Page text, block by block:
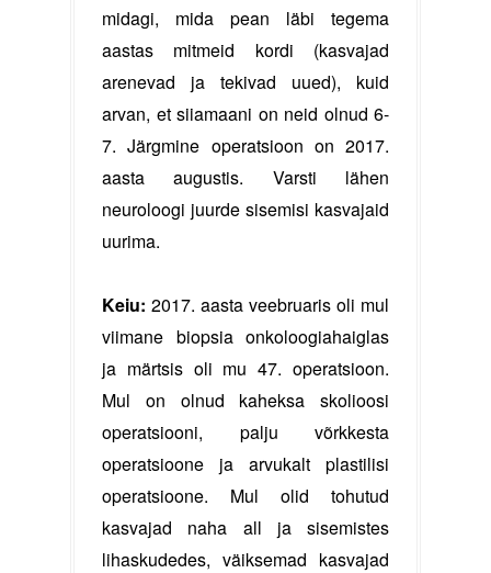
midagi, mida pean läbi tegema
aastas mitmeid kordi (kasvajad
arenevad ja tekivad uued), kuid
arvan, et siiamaani on neid olnud 6-
7. Järgmine operatsioon on 2017.
aasta augustis. Varsti lähen
neuroloogi juurde sisemisi kasvajaid
uurima.
Keiu: 2017. aasta veebruaris oli mul
viimane biopsia onkoloogiahaiglas
ja märtsis oli mu 47. operatsioon.
Mul on olnud kaheksa skolioosi
operatsiooni, palju võrkkesta
operatsioone ja arvukalt plastilisi
operatsioone. Mul olid tohutud
kasvajad naha all ja sisemistes
lihaskudedes, väiksemad kasvajad